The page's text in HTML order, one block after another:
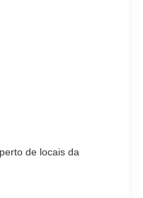
de locais da